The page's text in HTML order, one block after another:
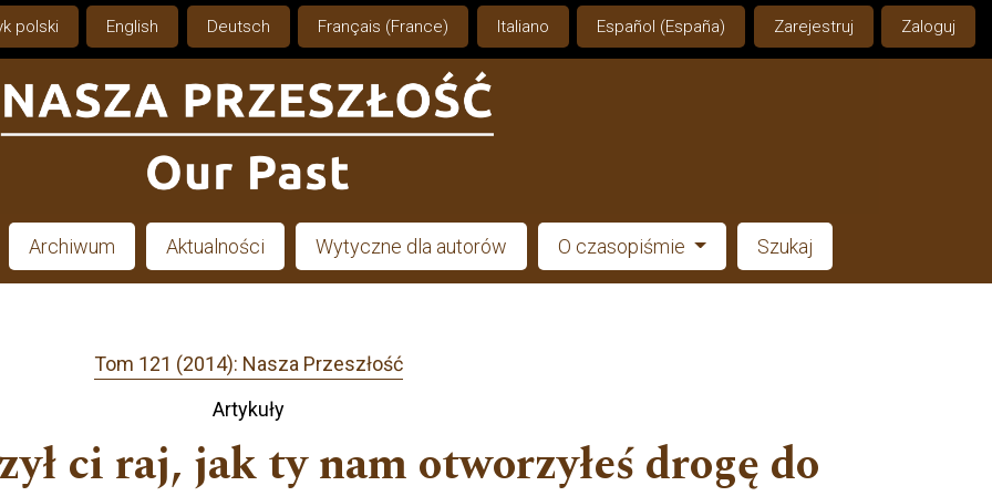
polski English Deutsch Français (France) Italiano Español (España) Zarejestruj Zaloguj
Archiwum Aktualności Wytyczne dla autorów O czasopiśmie Szukaj
Tom 121 (2014): Nasza Przeszłość
Artykuły
ci raj, jak ty nam otworzyłeś drogę do